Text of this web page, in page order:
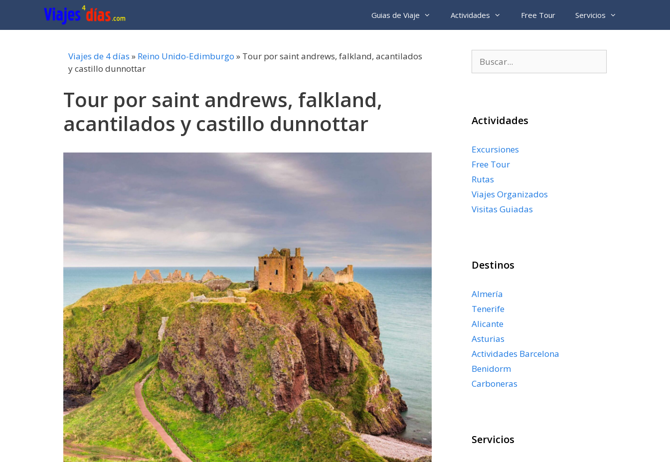
contenido
Guias de Viaje Actividades Free Tour Servicios
Viajes de 4 días » Reino Unido-Edimburgo » Tour por saint andrews, falkland, acantilados
y castillo dunnottar
Tour por saint andrews, falkland,
acantilados y castillo dunnottar
Actividades
Excursiones
Free Tour
Rutas
Viajes Organizados
Visitas Guiadas
Destinos
Almería
Tenerife
Alicante
Asturias
Actividades Barcelona
Benidorm
Carboneras
Servicios